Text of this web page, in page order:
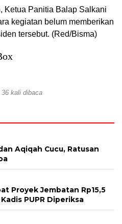
Ketua Panitia Balap Salkani
kegiatan belum memberikan
tersebut. (Red/Bisma)
kali dibaca
Aqiqah Cucu, Ratusan
Proyek Jembatan Rp15,5
PUPR Diperiksa